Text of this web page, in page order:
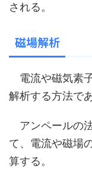
される。
磁場解析
電流や磁気素
解析する方法であ
アンペールの
て、電流や磁場
算する。